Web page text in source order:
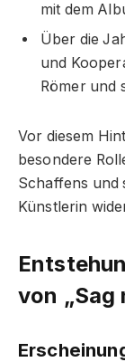
mit dem
Über die
und
Römer und
Vor diesem
besondere
Schaffens und
Künstlerin
von „Sag